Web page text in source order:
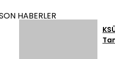
HABERLER